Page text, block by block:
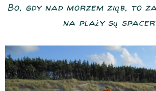
Bo, gdy nad morzem ziąb, to
na plaży są